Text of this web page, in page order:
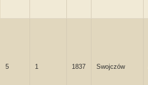
5 1 1837 Swojczów